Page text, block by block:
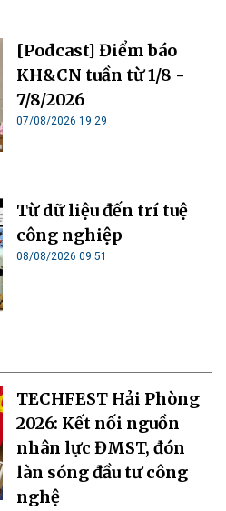
[Podcast] Điểm báo
KH&CN tuần từ 1/8 -
7/8/2026
07/08/2026 19:29
Từ dữ liệu đến trí tuệ
công nghiệp
08/08/2026 09:51
TECHFEST Hải Phòng
2026: Kết nối nguồn
nhân lực ĐMST, đón
làn sóng đầu tư công
nghệ